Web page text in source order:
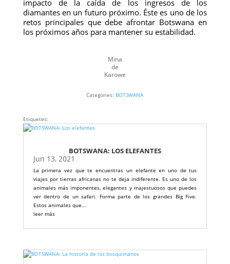
impacto de la caída de los ingresos de los
diamantes en un futuro próximo. Éste es uno de los
retos principales que debe afrontar Botswana en
los próximos años para mantener su estabilidad.
Mina
de
Karowe
Categories: BOTSWANA
Etiquetes:
BOTSWANA: LOS ELEFANTES
Jun 13, 2021
La primera vez que te encuentras un elefante en uno de tus
viajes por tierras africanas no te deja indiferente. Es uno de los
animales más imponentes, elegantes y majestuosos que puedes
ver dentro de un safari. Forma parte de los grandes Big Five.
Estos animales que...
leer más